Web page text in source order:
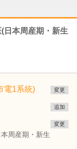
日本周産期・新生
電1系統) 変更
追加
周産期・新生
変更